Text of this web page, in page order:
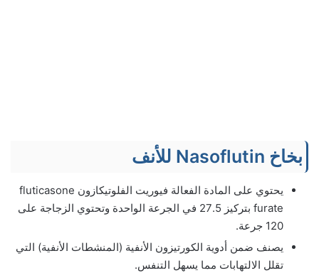
بخاخ ‌Nasoflutin للأنف
يحتوي على المادة الفعالة فيوريت الفلوتيكازون fluticasone
furate بتركيز 27.5 في الجرعة الواحدة وتحتوي الزجاجة على
120 جرعة.
يصنف ضمن أدوية الكورتيزون الأنفية (المنشطات الأنفية) التي
تقلل الالتهابات مما يسهل التنفس.